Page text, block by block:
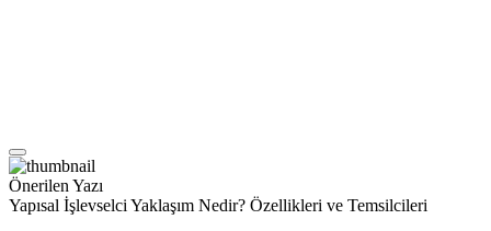
Önerilen Yazı
Yapısal İşlevselci Yaklaşım Nedir? Özellikleri ve Temsilcileri